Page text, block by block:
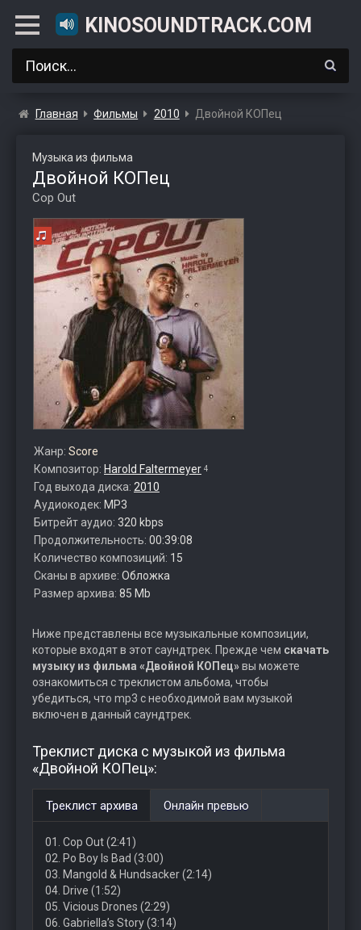
KINOSOUNDTRACK.COM
Главная Фильмы 2010 Двойной КОПец
Музыка из фильма
Двойной КОПец
Cop Out
Жанр: Score
Композитор: Harold Faltermeyer 4
Год выхода диска: 2010
Аудиокодек: MP3
Битрейт аудио: 320 kbps
Продолжительность: 00:39:08
Количество композиций: 15
Сканы в архиве: Обложка
Размер архива: 85 Mb
Ниже представлены все музыкальные композиции,
которые входят в этот саундтрек. Прежде чем скачать
музыку из фильма «Двойной КОПец»вы можете
ознакомиться с треклистом альбома, чтобы
убедиться, что mp3 с необходимой вам музыкой
включен в данный саундтрек.
Треклист диска с музыкой из фильма
«Двойной КОПец»:
Треклист архива Онлайн превью
01. Cop Out (2:41)
02. Po Boy Is Bad (3:00)
03. Mangold & Hundsacker (2:14)
04. Drive (1:52)
05. Vicious Drones (2:29)
06. Gabriella’s Story (3:14)